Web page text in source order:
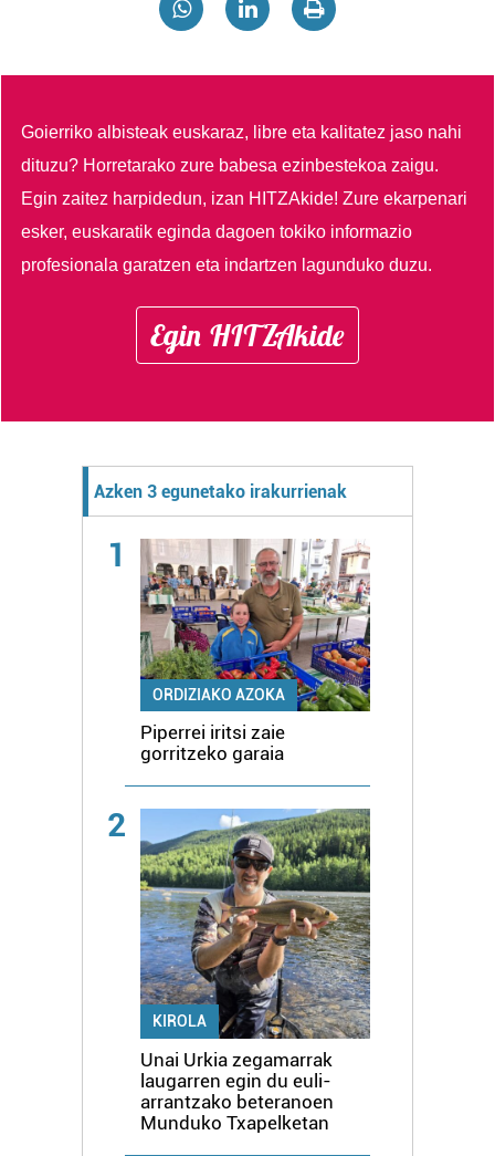
Goierriko albisteak euskaraz, libre eta kalitatez jaso nahi
dituzu? Horretarako zure babesa ezinbestekoa zaigu.
Egin zaitez harpidedun, izan HITZAkide!Zure ekarpenari
esker, euskaratik eginda dagoen tokiko informazio
profesionala garatzen eta indartzen lagunduko duzu.
Egin HITZAkide
Azken 3 egunetako irakurrienak
1
ORDIZIAKO AZOKA
Piperrei iritsi zaie
gorritzeko garaia
2
KIROLA
Unai Urkia zegamarrak
laugarren egin du euli-
arrantzako beteranoen
Munduko Txapelketan